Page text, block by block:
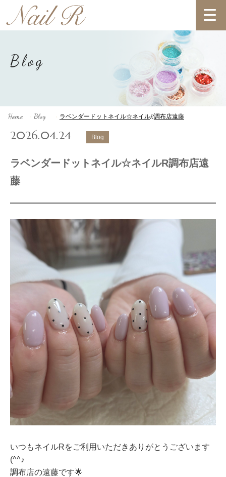
Blog
Home > Blog > ラベンダードットネイル☆ネイルR調布店遠藤
2026.04.24 Blog
ラベンダードットネイル☆ネイルR調布店遠
藤
いつもネイルRをご利用いただきありがとうございます
(^^♪
調布店の遠藤です🌟